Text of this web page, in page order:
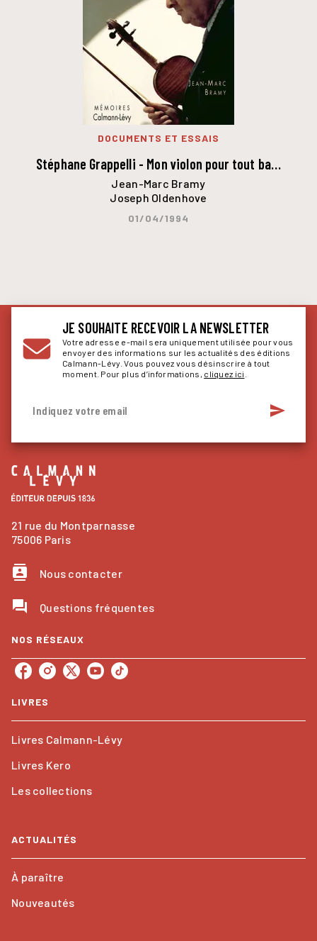
DOCUMENTS ET ESSAIS
Stéphane Grappelli - Mon violon pour tout ba…
Jean-Marc Bramy
Joseph Oldenhove
01/04/1994
JE SOUHAITE RECEVOIR LA NEWSLETTER
Votre adresse e-mail sera uniquement utilisée pour vous
envoyer des informations sur les actualités des éditions
Calmann-Lévy. Vous pouvez vous désinscrire à tout
moment. Pour plus d’informations, cliquez ici
Indiquez votre email send
21 rue du Montparnasse
75006 Paris
contacts Nous contacter
question_answer Questions fréquentes
NOS RÉSEAUX
LIVRES
Livres Calmann-Lévy
Livres Kero
Les collections
ACTUALITÉS
À paraître
Nouveautés